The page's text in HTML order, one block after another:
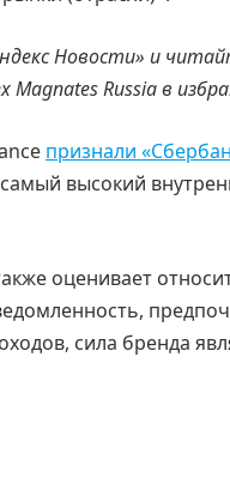
Новости» и
MagnatesRussiaв
признали
высокий
оценивает
сила бренда